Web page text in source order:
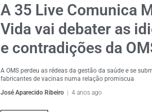
A 35 Live Comunica
Vida vai debater as
e contradições da
A OMS perdeu as rédeas da gestão da saúde e se
fabricantes de vacinas numa relação promiscua
José Aparecido Ribeiro
4 anos ago